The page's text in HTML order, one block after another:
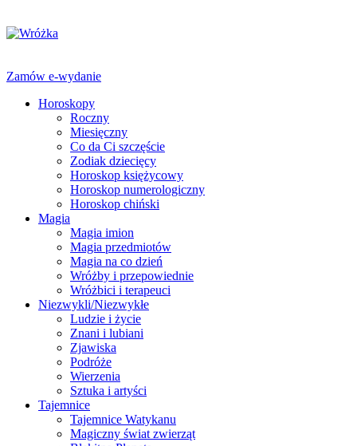
Zamów e-wydanie
Horoskopy
Roczny
Miesięczny
Co da Ci szczęście
Zodiak dziecięcy
Horoskop księżycowy
Horoskop numerologiczny
Horoskop chiński
Magia
Magia imion
Magia przedmiotów
Magia na co dzień
Wróżby i przepowiednie
Wróżbici i terapeuci
Niezwykli/Niezwykłe
Ludzie i życie
Znani i lubiani
Zjawiska
Podróże
Wierzenia
Sztuka i artyści
Tajemnice
Tajemnice Watykanu
Magiczny świat zwierząt